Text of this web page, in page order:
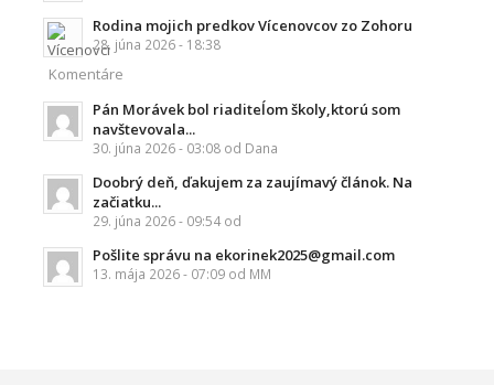
Rodina mojich predkov Vícenovcov zo Zohoru
28. júna 2026 - 18:38
Komentáre
Pán Morávek bol riaditeĺom školy,ktorú som
navštevovala...
30. júna 2026 - 03:08 od Dana
Doobrý deň, ďakujem za zaujímavý článok. Na
začiatku...
29. júna 2026 - 09:54 od
Pošlite správu na ekorinek2025@gmail.com
13. mája 2026 - 07:09 od MM